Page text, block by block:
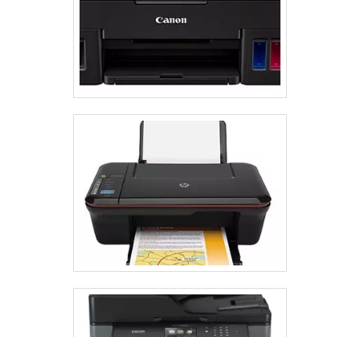
eficiência, pontos importantes que ficam de fora no
planejamento de empresas que visam apenas o
lucro, deixando a desejar nos outros fatores.Isso
tudo é a razão pela qual a Suljett do Brasil é
comprometida com os serviços quando falamos do
segmento de equipamentos de inspeção e
codificação industrial. A empresa objetiva a
satisfação da venda à entrega final, com foco total
na qualidade. O quadro de colaboradores é formado
por funcionários capacitados, que estão esperando
seu contato para tirar todas as suas dúvidas e
melhor atender. A MELHOR EMPRESA NO
SEGMENTONa Suljett do Brasil existe variedade e
qualidade quando o assunto for equipamentos de
inspeção e codificação industrial. É possível
encontrar itens variados com tecnologia de ponta,
como impressoras datadoras que codificam e